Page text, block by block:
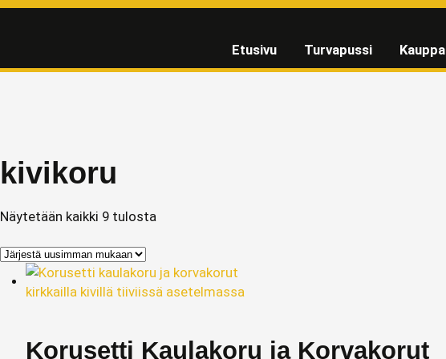
Etusivu Turvapussi Kauppa
kivikoru
Näytetään kaikki 9 tulosta
Korusetti Kaulakoru ja Korvakorut